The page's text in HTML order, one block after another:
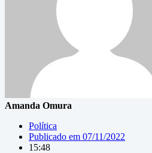
Amanda Omura
Política
Publicado em 07/11/2022
15:48